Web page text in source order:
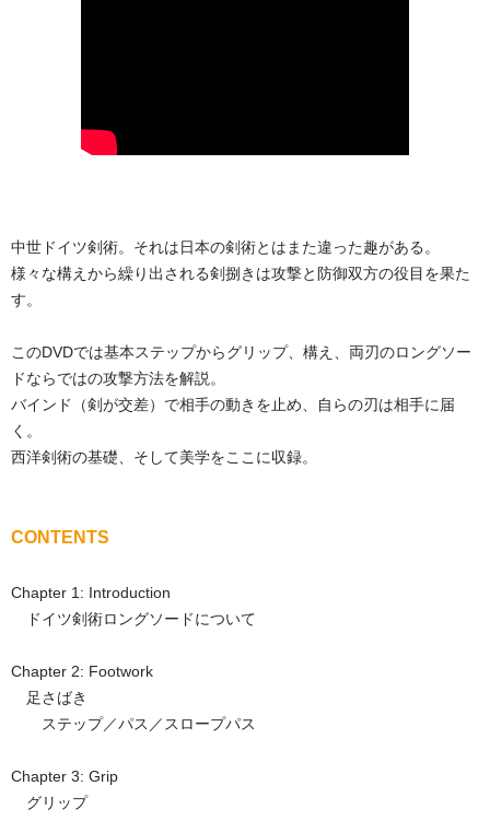
中世ドイツ剣術。それは日本の剣術とはまた違った趣がある。
様々な構えから繰り出される剣捌きは攻撃と防御双方の役目を果た
す。
このDVDでは基本ステップからグリップ、構え、両刃のロングソー
ドならではの攻撃方法を解説。
バインド（剣が交差）で相手の動きを止め、自らの刃は相手に届
く。
西洋剣術の基礎、そして美学をここに収録。
CONTENTS
Chapter 1: Introduction
ドイツ剣術ロングソードについて
Chapter 2: Footwork
足さばき
ステップ／パス／スロープパス
Chapter 3: Grip
グリップ